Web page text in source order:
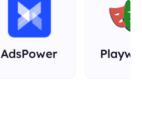
AdsPower